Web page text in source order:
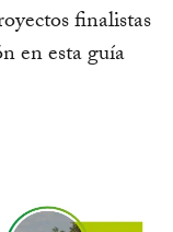
finalistas
en esta guía